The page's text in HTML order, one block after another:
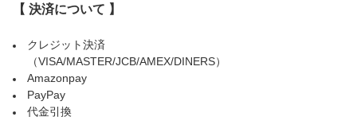
【 決済について 】
クレジット決済
（VISA/MASTER/JCB/AMEX/DINERS）
Amazonpay
PayPay
代金引換